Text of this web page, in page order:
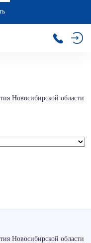
Новосибирской области
Новосибирской области